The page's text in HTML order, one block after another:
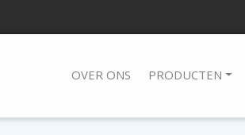
OVER ONS PRODUCTEN